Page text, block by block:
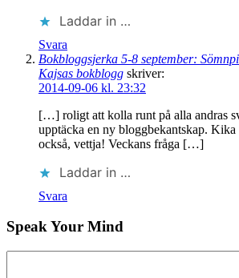
Laddar in …
Svara
Bokbloggsjerka 5-8 september:
Kajsas bokblogg skriver:
2014-09-06 kl. 23:32
[…] roligt att kolla runt på alla andras
upptäcka en ny bloggbekantskap.
också, vettja! Veckans fråga […]
Laddar in …
Svara
Speak Your Mind